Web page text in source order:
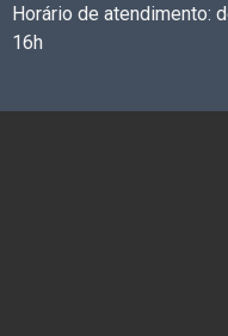
Horário de atendimento:
16h